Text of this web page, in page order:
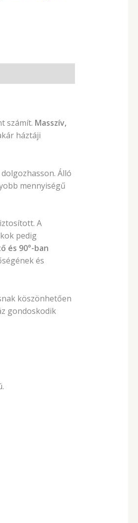
számít. Masszív,
háztáji
Álló
mennyiségű
A
pedig
és 90°-ban
és
köszönhetően
gondoskodik